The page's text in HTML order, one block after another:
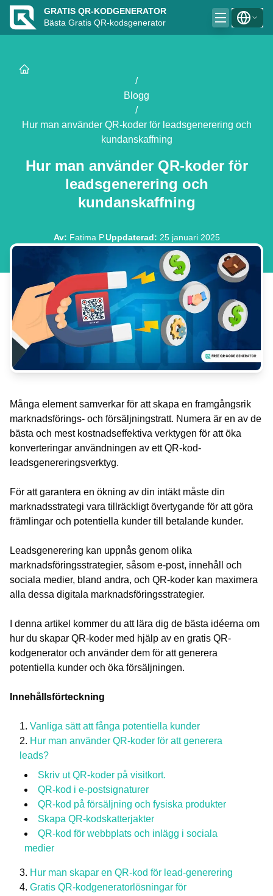
GRATIS QR-KODGENERATOR
Bästa Gratis QR-kodsgenerator
/
Blogg
/
Hur man använder QR-koder för leadsgenerering och
kundanskaffning
Hur man använder QR-koder för
leadsgenerering och
kundanskaffning
Av: Fatima P.Uppdaterad: 25 januari 2025
Många element samverkar för att skapa en framgångsrik
marknadsförings- och försäljningstratt. Numera är en av de
bästa och mest kostnadseffektiva verktygen för att öka
konverteringar användningen av ett QR-kod-
leadsgenereringsverktyg.
För att garantera en ökning av din intäkt måste din
marknadsstrategi vara tillräckligt övertygande för att göra
främlingar och potentiella kunder till betalande kunder.
Leadsgenerering kan uppnås genom olika
marknadsföringsstrategier, såsom e-post, innehåll och
sociala medier, bland andra, och QR-koder kan maximera
alla dessa digitala marknadsföringsstrategier.
I denna artikel kommer du att lära dig de bästa idéerna om
hur du skapar QR-koder med hjälp av en gratis QR-
kodgenerator och använder dem för att generera
potentiella kunder och öka försäljningen.
Innehållsförteckning
Vanliga sätt att fånga potentiella kunder
Hur man använder QR-koder för att generera
leads?
Skriv ut QR-koder på visitkort.
QR-kod i e-postsignaturer
QR-kod på försäljning och fysiska produkter
Skapa QR-kodskatterjakter
QR-kod för webbplats och inlägg i sociala
medier
Hur man skapar en QR-kod för lead-generering
Gratis QR-kodgeneratorlösningar för